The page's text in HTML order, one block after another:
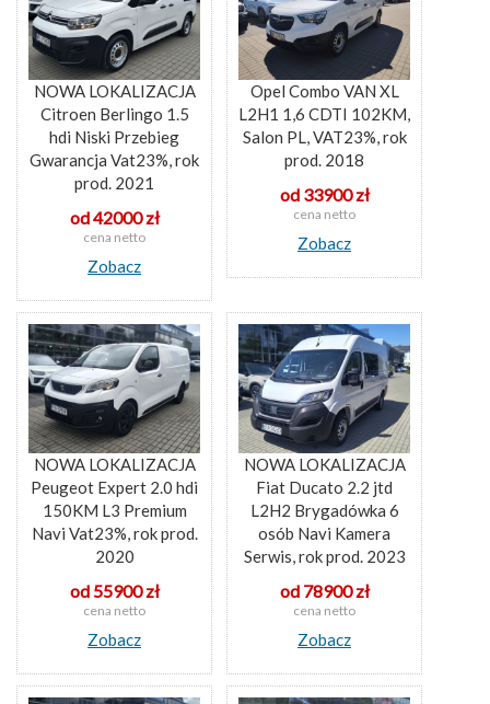
NOWA LOKALIZACJA
Citroen Berlingo 1.5
hdi Niski Przebieg
Gwarancja Vat23%, rok
prod. 2021
od 42000 zł
cena netto
Zobacz
Opel Combo VAN XL
L2H1 1,6 CDTI 102KM,
Salon PL, VAT23%, rok
prod. 2018
od 33900 zł
cena netto
Zobacz
NOWA LOKALIZACJA
Peugeot Expert 2.0 hdi
150KM L3 Premium
Navi Vat23%, rok prod.
2020
od 55900 zł
cena netto
Zobacz
NOWA LOKALIZACJA
Fiat Ducato 2.2 jtd
L2H2 Brygadówka 6
osób Navi Kamera
Serwis, rok prod. 2023
od 78900 zł
cena netto
Zobacz